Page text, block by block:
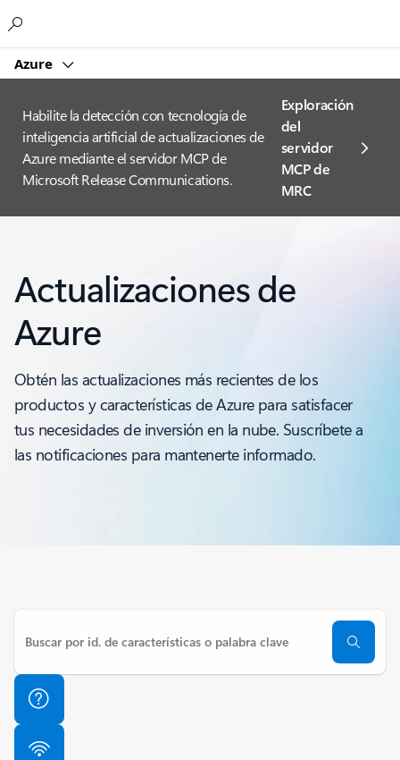
Azure
Habilite la detección con tecnología de
inteligencia artificial de actualizaciones de
Azure mediante el servidor MCP de
Microsoft Release Communications.
Exploración
del
servidor
MCP de
MRC
Actualizaciones de
Azure
Obtén las actualizaciones más recientes de los
productos y características de Azure para satisfacer
tus necesidades de inversión en la nube. Suscríbete a
las notificaciones para mantenerte informado.